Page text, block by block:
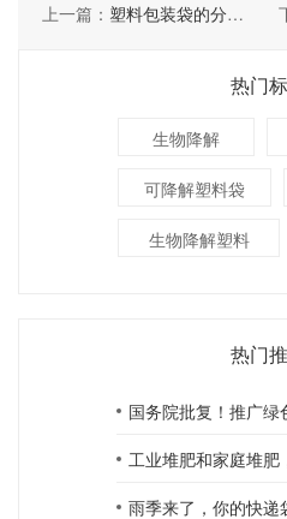
上一篇： 塑料包装袋的分类及特点
热门
生物降解
可降解塑料袋
生物降解塑料
热门